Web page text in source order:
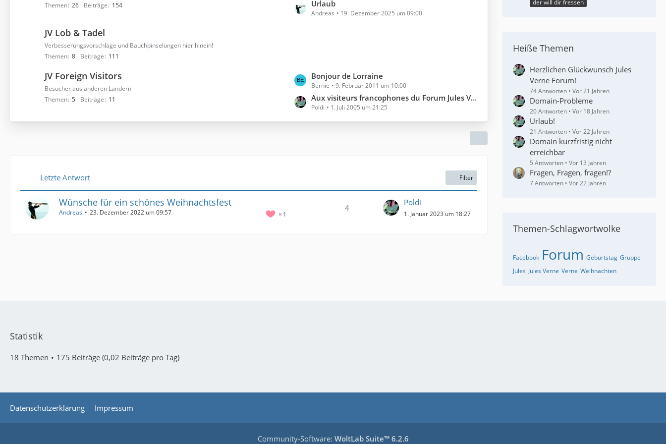
Themen 26 Beiträge 154
t
z
t
ä
e
Urlaub
Andreas 19. Dezember 2025 um 09:00
JV Lob & Tadel
Verbesserungsvorschläge und Bauchpinselungen hier hinein!
Themen 8 Beiträge 111
JV Foreign Visitors
Besucher aus anderen Ländern
Themen 5 Beiträge 11
L
e
t
z
t
Bonjour de Lorraine
Bernie 9. Februar 2011 um 10:00
Aux visiteurs francophones du Forum Jules Verne
Poldi 1. Juli 2005 um 21:25
Letzte Antwort Filter
Wünsche für ein schönes Weihnachtsfest
1
Andreas 23. Dezember 2022 um 09:57 4
Poldi
1. Januar 2023 um 18:27
der will dir fressen
Heiße Themen
Herzlichen Glückwunsch Jules
Verne Forum!
74 Antworten Vor 21 Jahren
Domain-Probleme
20 Antworten Vor 18 Jahren
Urlaub!
21 Antworten Vor 22 Jahren
Domain kurzfristig nicht
erreichbar
5 Antworten Vor 13 Jahren
Fragen, Fragen, fragen!?
7 Antworten Vor 22 Jahren
Themen-Schlagwortwolke
Facebook Forum Geburtstag Gruppe
Jules Jules Verne Verne Weihnachten
Statistik
18 Themen 175 Beiträge (0,02 Beiträge pro Tag)
Datenschutzerklärung Impressum
Community-Software: WoltLab Suite™ 6.2.6